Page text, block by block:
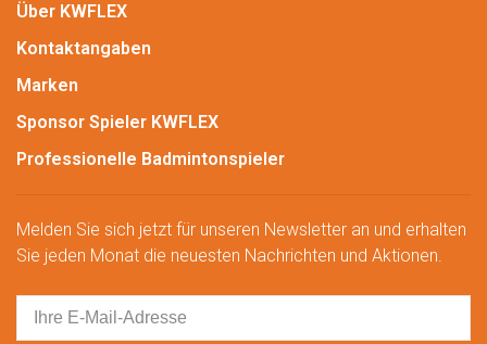
Über KWFLEX
Kontaktangaben
Marken
Sponsor Spieler KWFLEX
Professionelle Badmintonspieler
Melden Sie sich jetzt für unseren Newsletter an und erhalten
Sie jeden Monat die neuesten Nachrichten und Aktionen.